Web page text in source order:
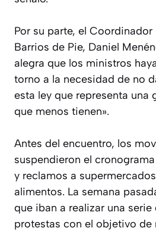
Por su parte, el
Barrios de Pie, Daniel
alegra que los ministros
torno a la necesidad de no
esta ley que representa una
que menos tienen».
Antes del encuentro, los
suspendieron el
y reclamos a
alimentos. La semana
que iban a realizar una
protestas con el objetivo de